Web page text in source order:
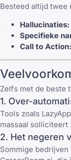
Besteed altijd twee
Hallucinaties:
Specifieke
Call to Action:
Zelfs met de beste
1. Over-
Tools zoals
massaal
2. Het negeren
Sommige